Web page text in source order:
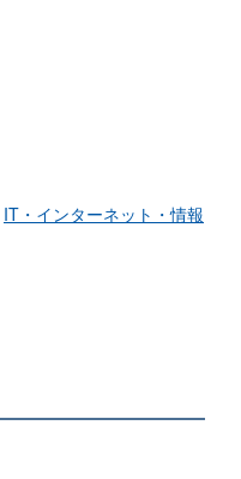
IT・インターネット・情報